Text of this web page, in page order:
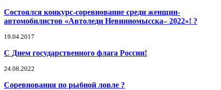
Состоялся конкурс-соревнование среди женщин-
автомобилистов «Автоледи Невинномысска– 2022»! ?
19.04.2017
С Днем государственного флага России!
24.08.2022
Соревнования по рыбной ловле ?